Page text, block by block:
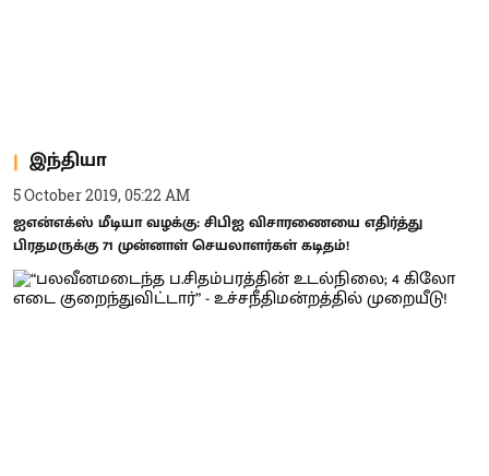
இந்தியா
5 October 2019, 05:22 AM
ஐஎன்எக்ஸ் மீடியா வழக்கு: சிபிஐ விசாரணையை எதிர்த்து
பிரதமருக்கு 71 முன்னாள் செயலாளர்கள் கடிதம்!